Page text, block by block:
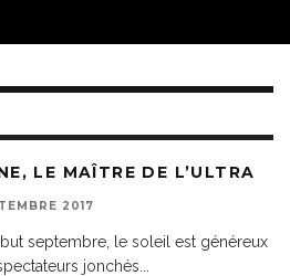
LE MAÎTRE DE L’ULTRA
2017
septembre, le soleil est généreux
jonchés